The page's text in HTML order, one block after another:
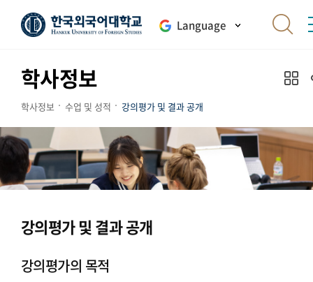
Language
학사정보
학사정보 수업 및 성적 강의평가 및 결과 공개
강의평가 및 결과 공개
강의평가의 목적